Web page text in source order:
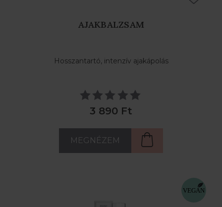
AJAKBALZSAM
Hosszantartó, intenzív ajakápolás
3 890 Ft
MEGNÉZEM